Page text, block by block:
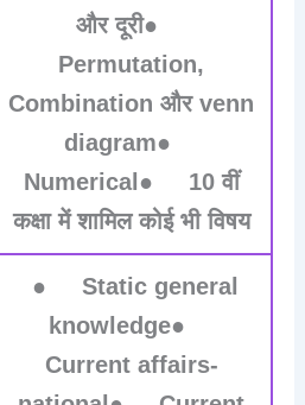
और दूरी●
Permutation,
Combination और venn
diagram●
Numerical● 10 वीं
कक्षा में शामिल कोई भी विषय
● Static general
knowledge●
Current affairs-